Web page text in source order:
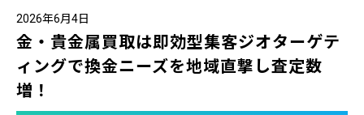
2026年6月4日
金・貴金属買取は即効型集客ジオターゲテ
ィングで換金ニーズを地域直撃し査定数
増！